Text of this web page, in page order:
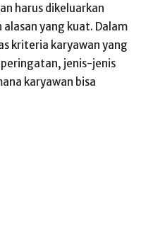
harus dikeluarkan
yang kuat. Dalam
kriteria karyawan yang
jenis-jenis
karyawan bisa